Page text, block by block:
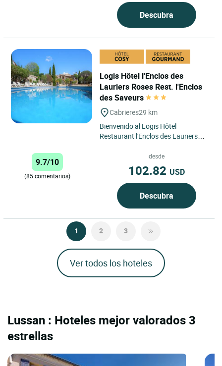
Descubra
Logis Hôtel l'Enclos des
Lauriers Roses Rest. l'Enclos
des Saveurs
Cabrieres29 km
Bienvenido al Logis Hôtel
Restaurant l'Enclos des Lauriers
relajación y el descubrimiento...
9.7/10
(85 comentarios)
desde
102.82 USD
Descubra
1 2 3
Ver todos los hoteles
Lussan : Hoteles mejor valorados 3
estrellas